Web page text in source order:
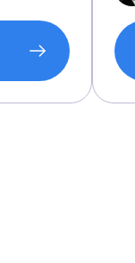
alatt